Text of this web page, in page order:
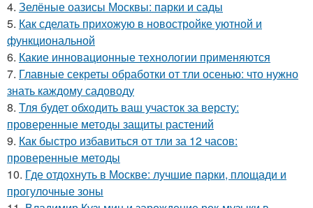
4. Зелёные оазисы Москвы: парки и сады
5. Как сделать прихожую в новостройке уютной и
функциональной
6. Какие инновационные технологии применяются
7. Главные секреты обработки от тли осенью: что нужно
знать каждому садоводу
8. Тля будет обходить ваш участок за версту:
проверенные методы защиты растений
9. Как быстро избавиться от тли за 12 часов:
проверенные методы
10. Где отдохнуть в Москве: лучшие парки, площади и
прогулочные зоны